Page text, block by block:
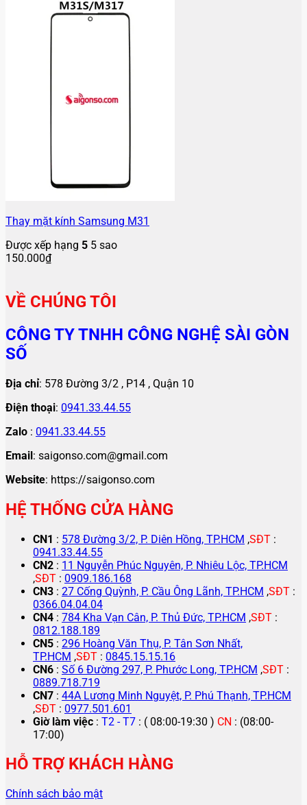
Thay mặt kính Samsung M31
Được xếp hạng 5 5 sao
150.000₫
VỀ CHÚNG TÔI
CÔNG TY TNHH CÔNG NGHỆ SÀI GÒN
SỐ
Địa chỉ: 578 Đường 3/2 , P14 , Quận 10
Điện thoại: 0941.33.44.55
Zalo : 0941.33.44.55
Email: saigonso.com@gmail.com
Website: https://saigonso.com
HỆ THỐNG CỬA HÀNG
CN1 : 578 Đường 3/2, P. Diên Hồng, TP.HCM ,SĐT :
0941.33.44.55
CN2 : 11 Nguyễn Phúc Nguyên, P. Nhiêu Lộc, TP.HCM
,SĐT : 0909.186.168
CN3 : 27 Cống Quỳnh, P. Cầu Ông Lãnh, TP.HCM ,SĐT :
0366.04.04.04
CN4 : 784 Kha Vạn Cân, P. Thủ Đức, TP.HCM ,SĐT :
0812.188.189
CN5 : 296 Hoàng Văn Thụ, P. Tân Sơn Nhất,
TP.HCM ,SĐT : 0845.15.15.16
CN6 : Số 6 Đường 297, P. Phước Long, TP.HCM ,SĐT :
0889.718.719
CN7 : 44A Lương Minh Nguyệt, P. Phú Thạnh, TP.HCM
,SĐT : 0977.501.601
Giờ làm việc : T2 - T7 : ( 08:00-19:30 ) CN : (08:00-
17:00)
HỖ TRỢ KHÁCH HÀNG
Chính sách bảo mật